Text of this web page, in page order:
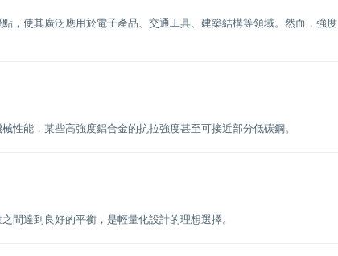
，使其廣泛應用於電子產品、交通工具、建築結構等領域。然而，強度
性能，某些高強度鋁合金的抗拉強度甚至可接近部分低碳鋼。
間達到良好的平衡，是輕量化設計的理想選擇。